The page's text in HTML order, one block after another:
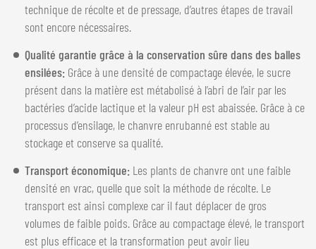
technique de récolte et de pressage, d’autres étapes de travail
sont encore nécessaires.
Qualité garantie grâce à la conservation sûre dans des balles
ensilées: Grâce à une densité de compactage élevée, le sucre
présent dans la matière est métabolisé à l’abri de l’air par les
bactéries d’acide lactique et la valeur pH est abaissée. Grâce à ce
processus d’ensilage, le chanvre enrubanné est stable au
stockage et conserve sa qualité.
Transport économique: Les plants de chanvre ont une faible
densité en vrac, quelle que soit la méthode de récolte. Le
transport est ainsi complexe car il faut déplacer de gros
volumes de faible poids. Grâce au compactage élevé, le transport
est plus efficace et la transformation peut avoir lieu